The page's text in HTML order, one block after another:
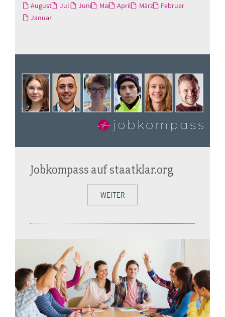
August
Juli Juni Mai April März
Februar
Januar
Jobkompass auf staatklar.org
WEITER